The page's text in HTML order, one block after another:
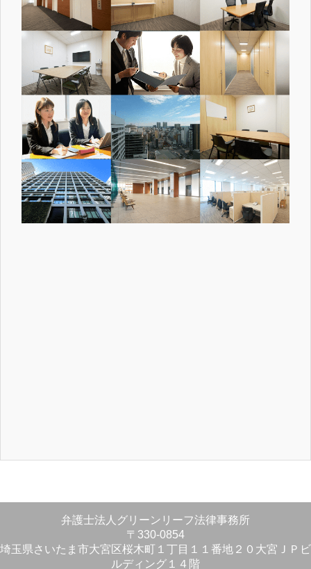
弁護士法人グリーンリーフ法律事務所
〒330-0854
埼玉県さいたま市大宮区桜木町１丁目１１番地２０大宮ＪＰビ
ルディング１４階